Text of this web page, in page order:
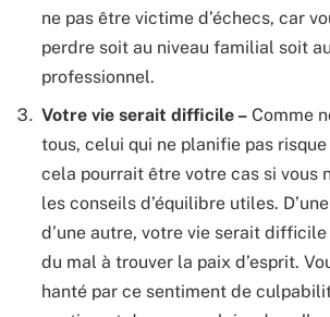
ne pas être victime d’échecs, car
perdre soit au niveau familial soit
professionnel.
Votre vie serait difficile – Comme
tous, celui qui ne planifie pas risque
cela pourrait être votre cas si vous
les conseils d’équilibre utiles.
d’une autre, votre vie serait
du mal à trouver la paix d’esprit.
hanté par ce sentiment de